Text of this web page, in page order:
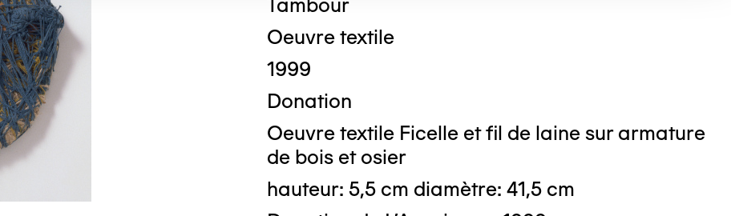
Tambour
Oeuvre textile
1999
Donation
Oeuvre textile Ficelle et fil de laine sur armature
de bois et osier
hauteur: 5,5 cm diamètre: 41,5 cm